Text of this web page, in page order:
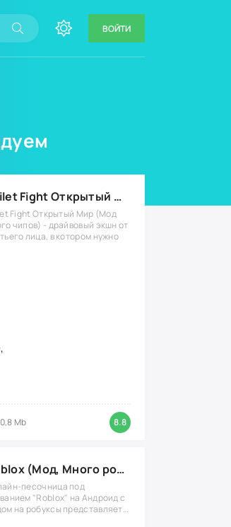
ВОЙТИ
Toilet Fight Открытый Мир (Мод: много чипов, денег, все открыто, бессмертие, урон, 50+ читов)
Fight Открытый Мир (Мод
чипов) - драйвовый экшн от
лица, в котором нужно
Mb 8.8
Roblox (Мод, Много робуксов)
песочница под
"Roblox" на Андроид с
на робуксы представляет